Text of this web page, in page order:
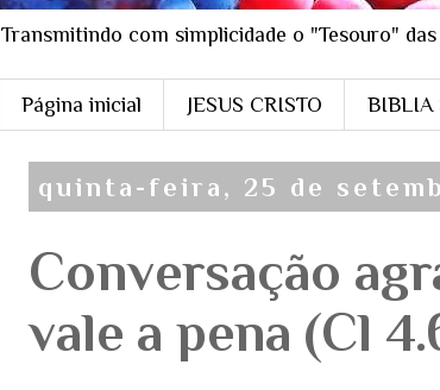
Transmitindo com simplicidade o "Tesouro"
Página inicial JESUS CRISTO BIBLIA
quinta-feira, 25 de
Conversação
vale a pena (Cl